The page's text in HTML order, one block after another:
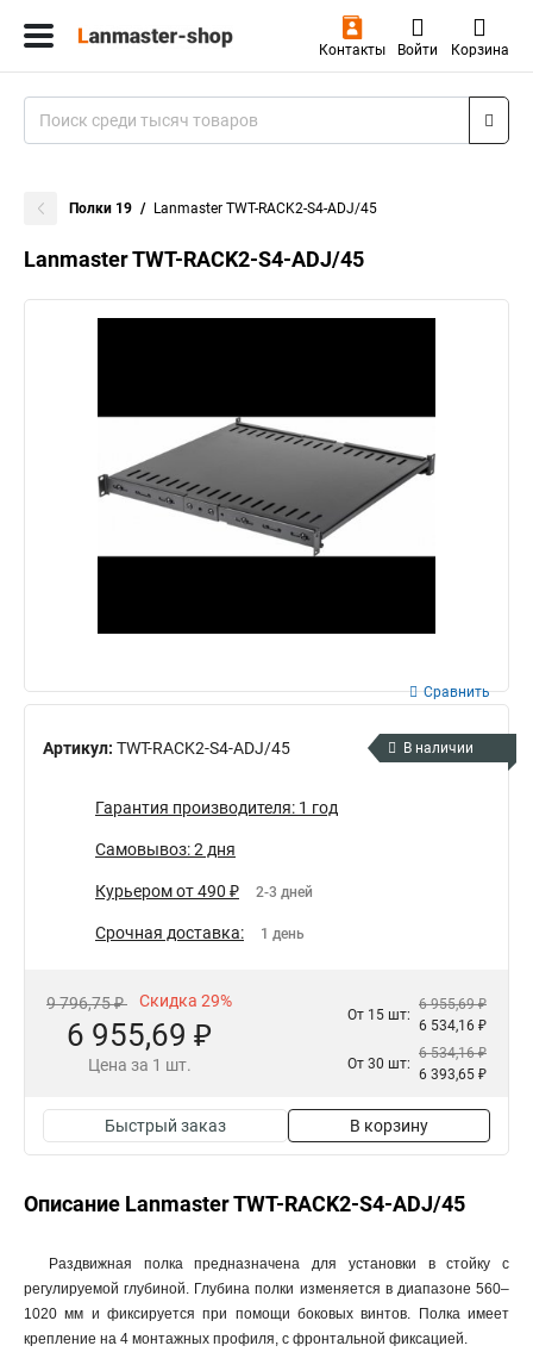
Контакты Войти Корзина
Полки 19 Lanmaster TWT-RACK2-S4-ADJ/45
Lanmaster TWT-RACK2-S4-ADJ/45
Артикул: TWT-RACK2-S4-ADJ/45
Сравнить
В наличии
Гарантия производителя: 1 год
Самовывоз: 2 дня
Курьером от 490 ₽ 2-3 дней
Срочная доставка: 1 день
9 796,75 ₽ Скидка 29%
6 955,69 ₽
Цена за 1 шт.
От 15 шт:
6 955,69 ₽
6 534,16 ₽
От 30 шт:
6 534,16 ₽
6 393,65 ₽
Быстрый заказ В корзину
Описание Lanmaster TWT-RACK2-S4-ADJ/45
Раздвижная полка предназначена для установки в стойку с
регулируемой глубиной. Глубина полки изменяется в диапазоне 560–
1020 мм и фиксируется при помощи боковых винтов. Полка имеет
крепление на 4 монтажных профиля, с фронтальной фиксацией.